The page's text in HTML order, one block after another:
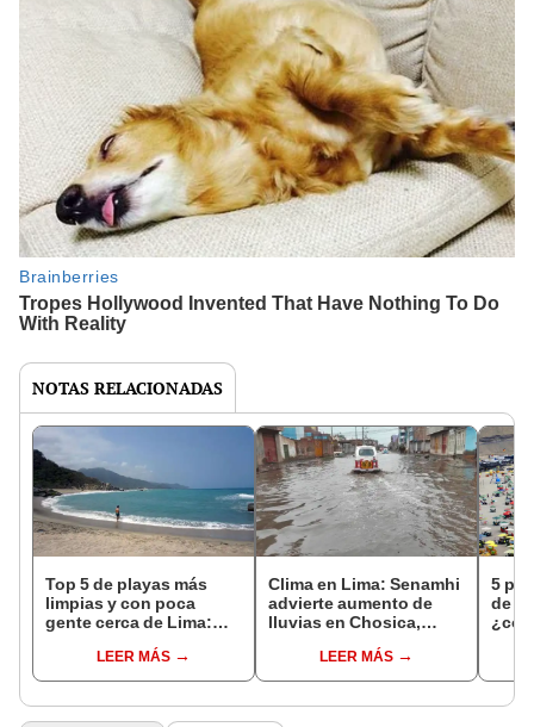
NOTAS RELACIONADAS
Top 5 de playas más
limpias y con poca
gente cerca de Lima:
llegar?LEER MÁS
Clima en Lima: Senamhi
advierte aumento de
lluvias en Chosica,
distritosLEER MÁS
5
de